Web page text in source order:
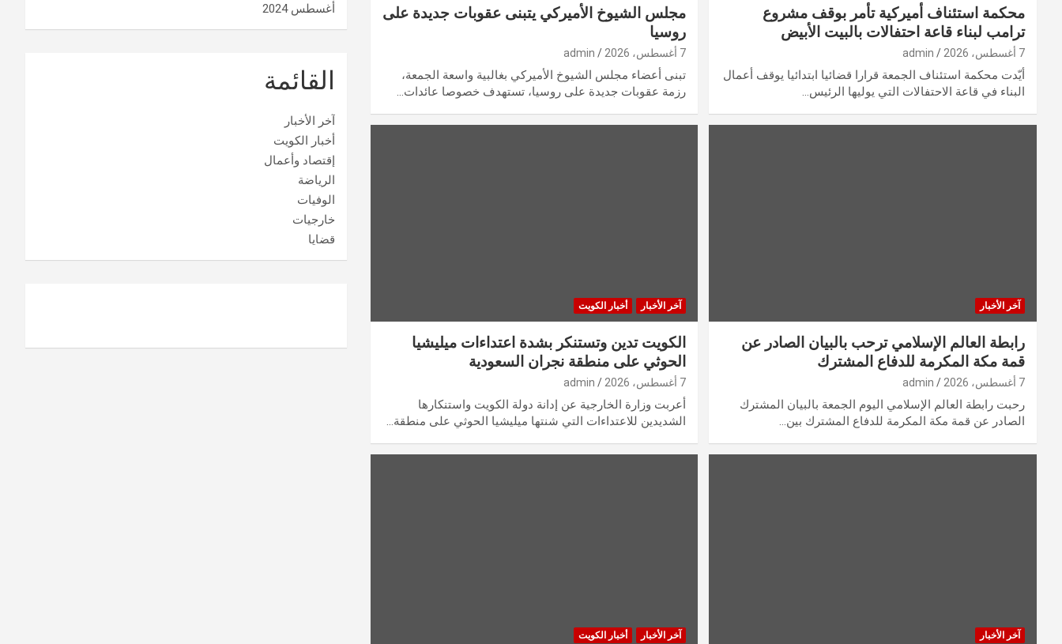
محكمة استئناف أميركية تأمر بوقف مشروع
ترامب لبناء قاعة احتفالات بالبيت الأبيض
7 أغسطس، 2026 admin
أيّدت محكمة استئناف الجمعة قرارا قضائيا ابتدائيا يوقف أعمال
البناء في قاعة الاحتفالات التي يوليها الرئيس…
مجلس الشيوخ الأميركي يتبنى عقوبات جديدة على
روسيا
7 أغسطس، 2026 admin
تبنى أعضاء مجلس الشيوخ الأميركي بغالبية واسعة الجمعة،
رزمة عقوبات جديدة على روسيا، تستهدف خصوصا عائدات…
آخر الأخبار
رابطة العالم الإسلامي ترحب بالبيان الصادر عن
قمة مكة المكرمة للدفاع المشترك
7 أغسطس، 2026 admin
رحبت رابطة العالم الإسلامي اليوم الجمعة بالبيان المشترك
الصادر عن قمة مكة المكرمة للدفاع المشترك بين…
آخر الأخبار أخبار الكويت
الكويت تدين وتستنكر بشدة اعتداءات ميليشيا
الحوثي على منطقة نجران السعودية
7 أغسطس، 2026 admin
أعربت وزارة الخارجية عن إدانة دولة الكويت واستنكارها
الشديدين للاعتداءات التي شنتها ميليشيا الحوثي على منطقة…
آخر الأخبار آخر الأخبار أخبار الكويت
أغسطس 2024
القائمة
آخر الأخبار
أخبار الكويت
إقتصاد وأعمال
الرياضة
الوفيات
خارجيات
قضايا